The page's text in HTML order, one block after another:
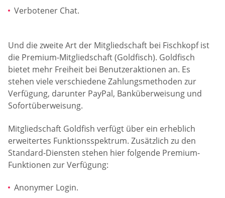
Verbotener Chat.
Und die zweite Art der Mitgliedschaft bei Fischkopf ist
die Premium-Mitgliedschaft (Goldfisch). Goldfisch
bietet mehr Freiheit bei Benutzeraktionen an. Es
stehen viele verschiedene Zahlungsmethoden zur
Verfügung, darunter PayPal, Banküberweisung und
Sofortüberweisung.
Mitgliedschaft Goldfish verfügt über ein erheblich
erweitertes Funktionsspektrum. Zusätzlich zu den
Standard-Diensten stehen hier folgende Premium-
Funktionen zur Verfügung:
Anonymer Login.